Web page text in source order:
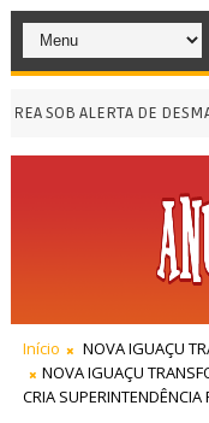
ALERTA DE
Início
NOVA IGUAÇU
NOVA IGUAÇU
CRIA